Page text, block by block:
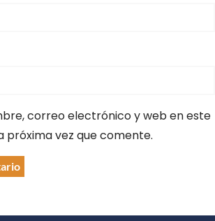
correo electrónico y web en este
próxima vez que comente.